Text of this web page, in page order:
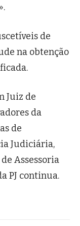
de
na obtenção
Juiz de
da
de
Judiciária,
Assessoria
PJ continua.